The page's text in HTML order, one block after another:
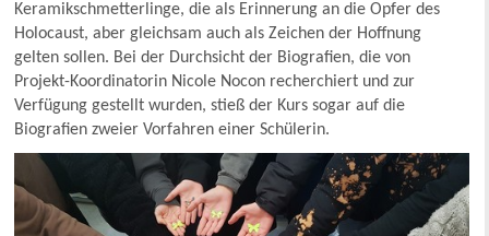
Keramikschmetterlinge, die als Erinnerung an die Opfer des
Holocaust, aber gleichsam auch als Zeichen der Hoffnung
gelten sollen. Bei der Durchsicht der Biografien, die von
Projekt-Koordinatorin Nicole Nocon recherchiert und zur
Verfügung gestellt wurden, stieß der Kurs sogar auf die
Biografien zweier Vorfahren einer Schülerin.